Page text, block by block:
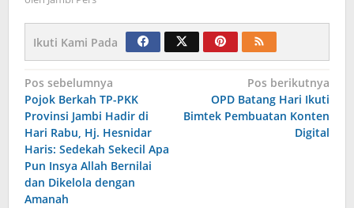
Ikuti Kami Pada
Navigasi
pos
Pos sebelumnya
Pojok Berkah TP-PKK
Provinsi Jambi Hadir di
Hari Rabu, Hj. Hesnidar
Haris: Sedekah Sekecil Apa
Pun Insya Allah Bernilai
dan Dikelola dengan
Amanah
Pos berikutnya
OPD Batang Hari Ikuti
Bimtek Pembuatan Konten
Digital